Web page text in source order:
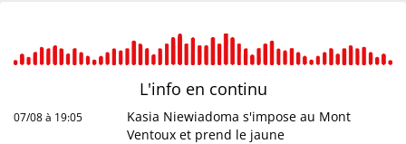
L'info en continu
07/08 à 19:05
Kasia Niewiadoma s'impose au Mont
Ventoux et prend le jaune